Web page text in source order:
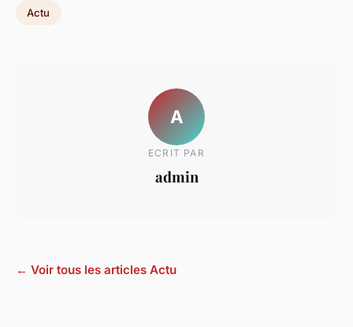
Actu
A
ECRIT PAR
admin
← Voir tous les articles Actu